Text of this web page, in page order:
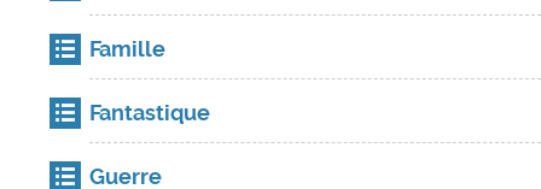
Famille
Fantastique
Guerre